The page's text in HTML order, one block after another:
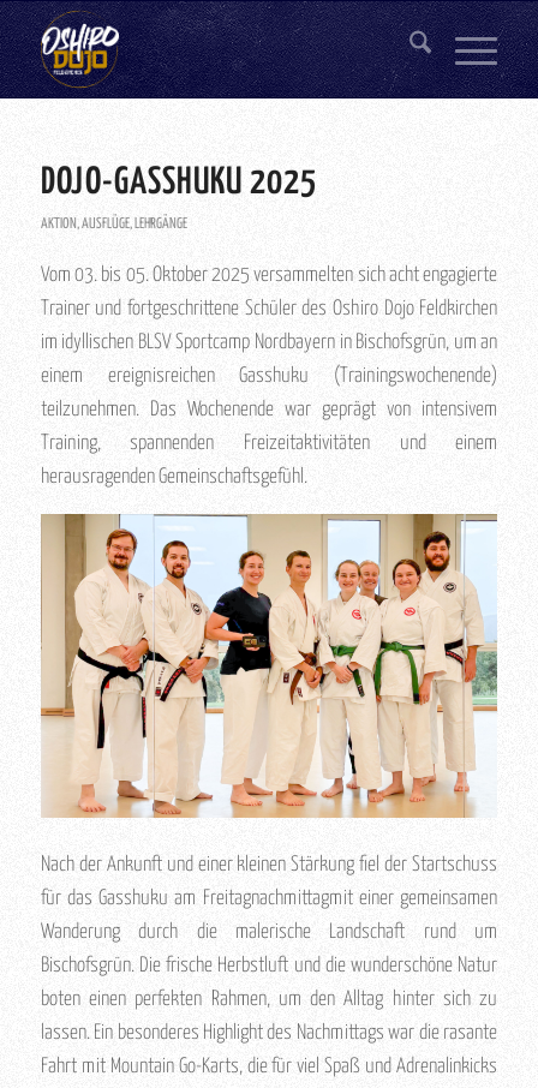
DOJO-GASSHUKU 2025
AKTION,AUSFLÜGE, LEHRGÄNGE
Vom 03. bis 05. Oktober 2025 versammelten sich acht engagierte
Trainer und fortgeschrittene Schüler des Oshiro Dojo Feldkirchen
im idyllischen BLSV Sportcamp Nordbayern in Bischofsgrün, um an
einem ereignisreichen Gasshuku (Trainingswochenende)
teilzunehmen. Das Wochenende war geprägt von intensivem
Training, spannenden Freizeitaktivitäten und einem
herausragenden Gemeinschaftsgefühl.
Nach der Ankunft und einer kleinen Stärkung fiel der Startschuss
für das Gasshuku am Freitagnachmittagmit einer gemeinsamen
Wanderung durch die malerische Landschaft rund um
Bischofsgrün. Die frische Herbstluft und die wunderschöne Natur
boten einen perfekten Rahmen, um den Alltag hinter sich zu
lassen. Ein besonderes Highlight des Nachmittags war die rasante
Fahrt mit Mountain Go-Karts, die für viel Spaß und Adrenalinkicks